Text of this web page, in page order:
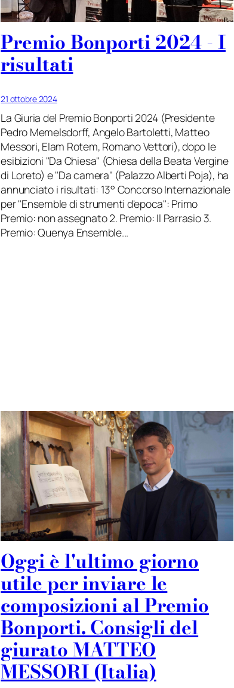
Premio Bonporti 2024 - I
risultati
21 ottobre 2024
La Giuria del Premio Bonporti 2024 (Presidente
Pedro Memelsdorff, Angelo Bartoletti, Matteo
Messori, Elam Rotem, Romano Vettori), dopo le
esibizioni "Da Chiesa" (Chiesa della Beata Vergine
di Loreto) e "Da camera" (Palazzo Alberti Poja), ha
annunciato i risultati: 13° Concorso Internazionale
per "Ensemble di strumenti d'epoca": Primo
Premio: non assegnato 2. Premio: Il Parrasio 3.
Premio: Quenya Ensemble...
Oggi è l'ultimo giorno
utile per inviare le
composizioni al Premio
Bonporti. Consigli del
giurato MATTEO
MESSORI (Italia)